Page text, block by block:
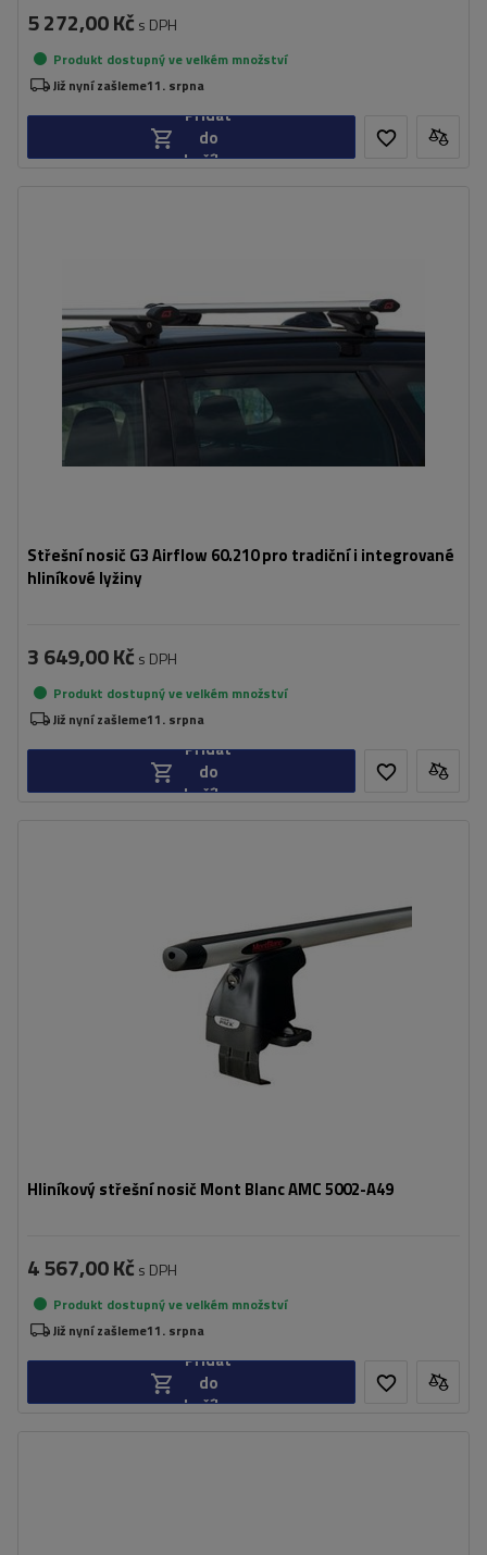
5 272,00 Kč s DPH
Produkt dostupný ve velkém množství
Již nyní zašleme11. srpna
Přidat
do
košíku
Střešní nosič G3 Airflow 60.210 pro tradiční i integrované
hliníkové lyžiny
3 649,00 Kč s DPH
Produkt dostupný ve velkém množství
Již nyní zašleme11. srpna
Přidat
do
košíku
Hliníkový střešní nosič Mont Blanc AMC 5002-A49
4 567,00 Kč s DPH
Produkt dostupný ve velkém množství
Již nyní zašleme11. srpna
Přidat
do
košíku